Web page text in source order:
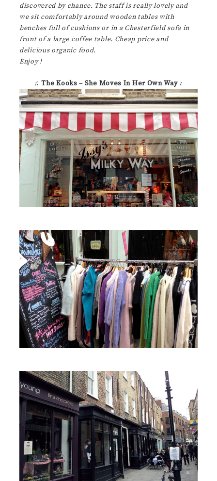
discovered by chance. The staff is really lovely and
we sit comfortably around wooden tables with
benches full of cushions or in a Chesterfield sofa in
front of a large coffee table. Cheap price and
delicious organic food.
Enjoy !
♫The Kooks – She Moves In Her Own Way♪